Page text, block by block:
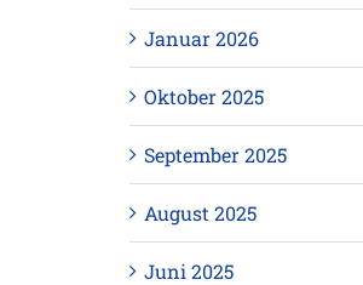
Januar 2026
Oktober 2025
September 2025
August 2025
Juni 2025